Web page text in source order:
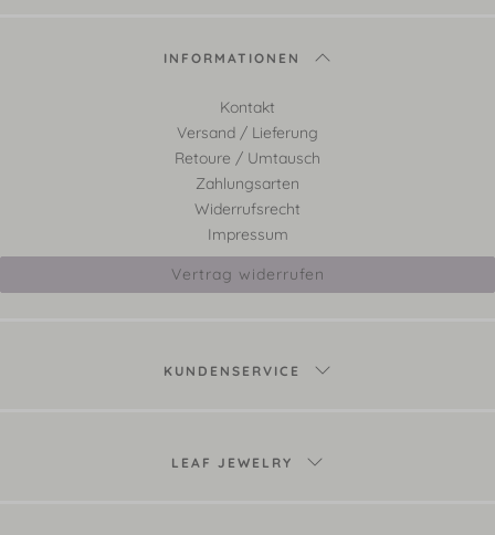
INFORMATIONEN
Kontakt
Versand / Lieferung
Retoure / Umtausch
Zahlungsarten
Widerrufsrecht
Impressum
Vertrag widerrufen
KUNDENSERVICE
LEAF JEWELRY